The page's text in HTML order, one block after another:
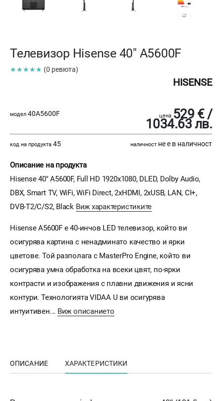
Телевизор Hisense 40" A5600F
★★★★★ (0 ревюта)
HISENSE
модел 40A5600F цена 529 € /
1034.63 лв.
код на продукта 45 наличност не е в наличност
Описание на продукта
Hisense 40" A5600F, Full HD 1920x1080, DLED, Dolby Audio,
DBX, Smart TV, WiFi, WiFi Direct, 2xHDMI, 2xUSB, LAN, CI+,
DVB-T2/C/S2, Black Виж характеристиките
Hisense A5600F е 40-инчов LED телевизор, който ви
осигурява картина с ненадминато качество и ярки
цветове. Той разполага с MasterPro Engine, който ви
осигурява умна обработка на всеки цвят, по-ярки
контрасти и изображения с плавни движения и ясни
контури. Технологията VIDAA U ви осигурява
интуитивен... Виж описанието
ОПИСАНИЕ ХАРАКТЕРИСТИКИ